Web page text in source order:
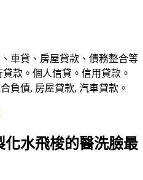
車貸、房屋貸款、債務整合等
款。個人信貸。信用貸款。
負債, 房屋貸款, 汽車貸款。
水飛梭的醫洗臉最